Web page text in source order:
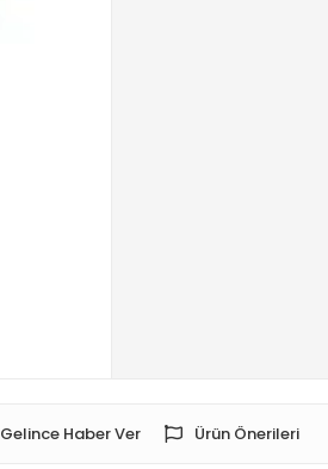
Gelince Haber Ver Ürün Önerileri